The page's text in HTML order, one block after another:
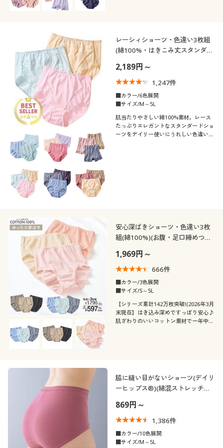
リボン
レース
サテン
ガーゼ
機能・特徴
消臭 吸汗速乾
抗菌防臭 冷感・涼感
ベーシック フェミニン
エレガント カジュアル
着用感
レギュラー
年代
20代 30代
50代
シーズン
夏 春
価格 円 絞込
解除する
レーシィショーツ・色違い3枚組
(綿100%・はきこみ丈スタンダー
2,189円～
1,247件
■カラー/6色展開
■サイズ/M～5L
肌当たりやさしい綿100%素材。レース
たっぷりエレガントなスタンダードショ
ーツをデイリー使いにうれしい色違い3
安心深ばきショーツ・色違い3枚
組(綿100%)(お腹・足口締めつけ
深め)
1,969円～
666件
■カラー/3色展開
■サイズ/S～5L
【シリーズ累計142万枚突破!(2026年3月
末現在】はき込み深めですっぽり安心♪
肌ざわりのいいコットン素材で一年中快
脇に縫い目がないショーツ(デイリ
ーヒップス®)(綿混ストレッチ・
869円～
1,386件
■カラー/10色展開
■サイズ/M～5L